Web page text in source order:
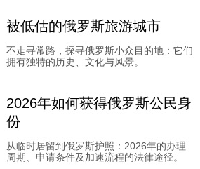
被低估的俄罗斯旅游城市
不走寻常路，探寻俄罗斯小众目的地：它们
拥有独特的历史、文化与风景。
2026年如何获得俄罗斯公民身
份
从临时居留到俄罗斯护照：2026年的办理
周期、申请条件及加速流程的法律途径。